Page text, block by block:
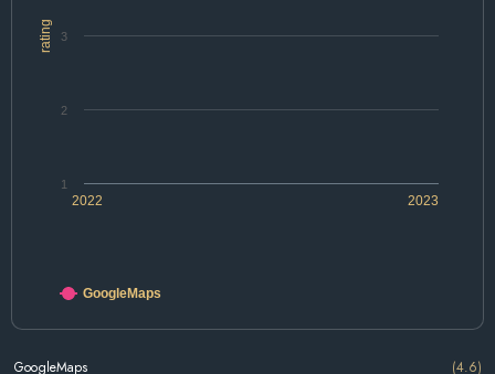
rating
2022 2023
1
2
3
GoogleMaps
GoogleMaps (4.6)